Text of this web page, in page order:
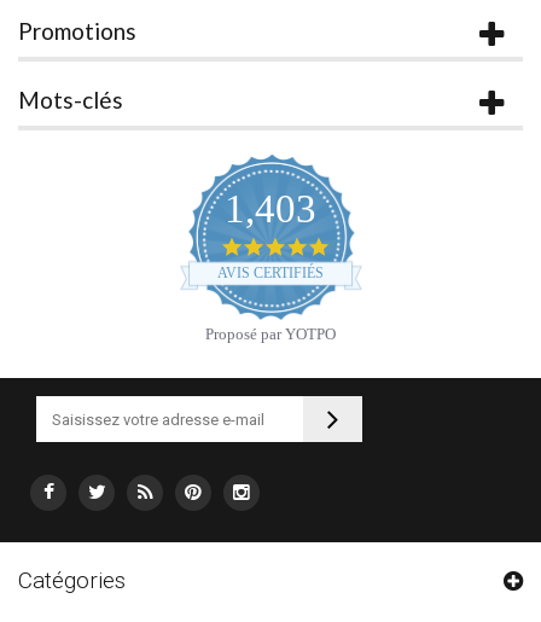
Promotions
Mots-clés
1,403
4.9
star
rating
AVIS CERTIFIÉS
Proposé par YOTPO
Catégories